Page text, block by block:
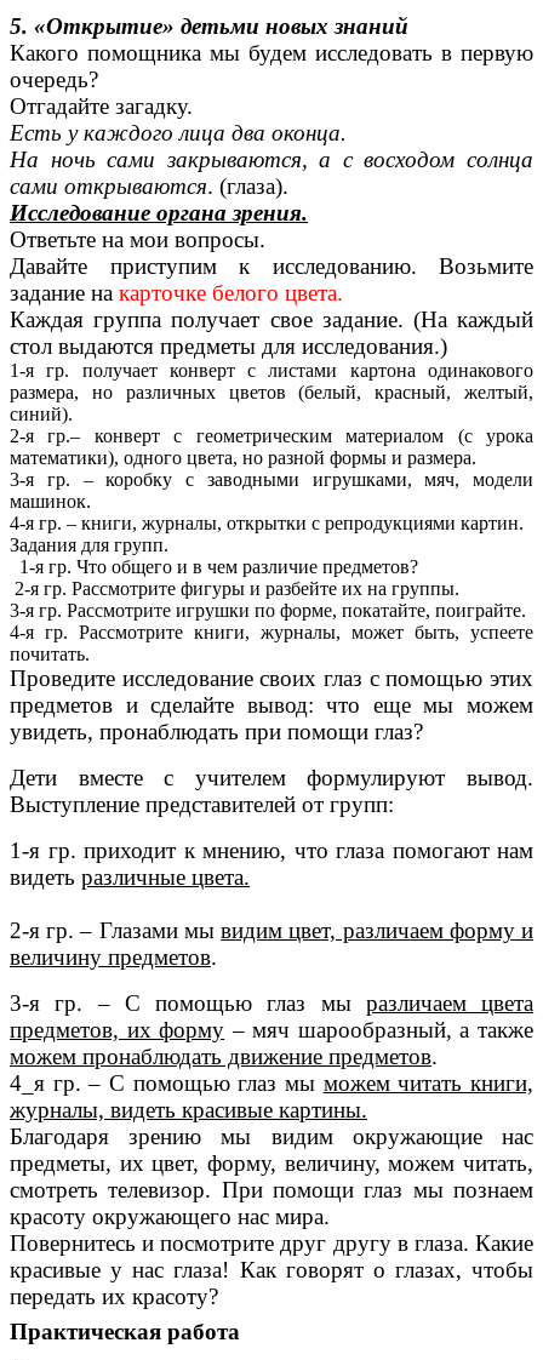
5. «Открытие» детьми новых знаний
Какого помощника мы будем исследовать в первую
очередь?
Отгадайте загадку.
Есть у каждого лица два оконца.
На ночь сами закрываются, а с восходом солнца
сами открываются. (глаза).
Исследование органа зрения.
Ответьте на мои вопросы.
Давайте приступим к исследованию. Возьмите
задание на карточке белого цвета.
Каждая группа получает свое задание. (На каждый
стол выдаются предметы для исследования.)
1-я гр. получает конверт с листами картона одинакового
размера, но различных цветов (белый, красный, желтый,
синий).
2-я гр.– конверт с геометрическим материалом (с урока
математики), одного цвета, но разной формы и размера.
3-я гр. – коробку с заводными игрушками, мяч, модели
машинок.
4-я гр. – книги, журналы, открытки с репродукциями картин.
Задания для групп.
1-я гр. Что общего и в чем различие предметов?
2-я гр. Рассмотрите фигуры и разбейте их на группы.
3-я гр. Рассмотрите игрушки по форме, покатайте, поиграйте.
4-я гр. Рассмотрите книги, журналы, может быть, успеете
почитать.
Проведите исследование своих глаз с помощью этих
предметов и сделайте вывод: что еще мы можем
увидеть, пронаблюдать при помощи глаз?
Дети вместе с учителем формулируют вывод.
Выступление представителей от групп:
1-я гр. приходит к мнению, что глаза помогают нам
видеть различные цвета.
2-я гр. – Глазами мывидим цвет, различаем форму и
величину предметов.
3-я гр. – С помощью глаз мы различаем цвета
предметов, их форму – мяч шарообразный, а также
можем пронаблюдать движение предметов.
4_я гр. – С помощью глаз мы можем читать книги,
журналы, видеть красивые картины.
Благодаря зрению мы видим окружающие нас
предметы, их цвет, форму, величину, можем читать,
смотреть телевизор. При помощи глаз мы познаем
красоту окружающего нас мира.
Повернитесь и посмотрите друг другу в глаза. Какие
красивые у нас глаза! Как говорят о глазах, чтобы
передать их красоту?
Практическая работа